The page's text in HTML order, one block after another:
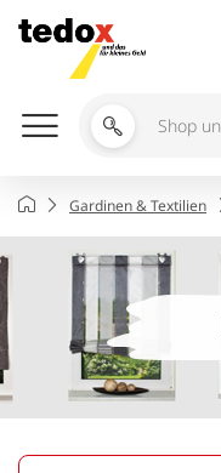
Inhalt
springen
Shop
durchsuchen
StartseiteGardinen & Textilien